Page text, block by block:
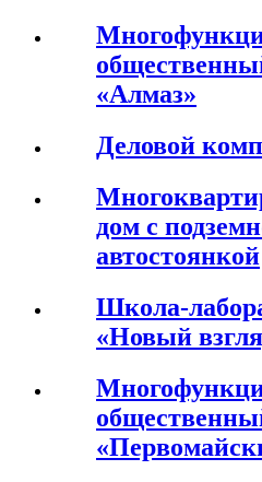
«Алмаз»
Деловой
дом с
автостоянкой
Школа-
«Новый